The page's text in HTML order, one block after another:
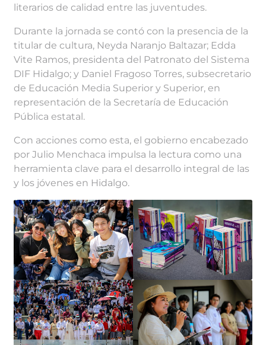
literarios de calidad entre las juventudes.
Durante la jornada se contó con la presencia de la
titular de cultura, Neyda Naranjo Baltazar; Edda
Vite Ramos, presidenta del Patronato del Sistema
DIF Hidalgo; y Daniel Fragoso Torres, subsecretario
de Educación Media Superior y Superior, en
representación de la Secretaría de Educación
Pública estatal.
Con acciones como esta, el gobierno encabezado
por Julio Menchaca impulsa la lectura como una
herramienta clave para el desarrollo integral de las
y los jóvenes en Hidalgo.